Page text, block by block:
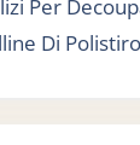
Per
Di